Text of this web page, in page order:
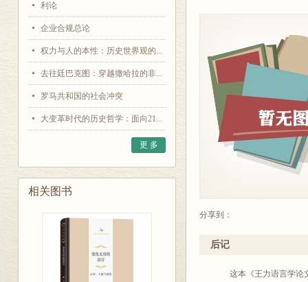
利论
企业合规总论
权力与人的本性：历史世界观的...
去往廷巴克图：穿越撒哈拉的非...
罗马共和国的社会冲突
大变革时代的历史哲学：面向21...
更 多
相关图书
分享到：
后记
这本《王力语言学论文